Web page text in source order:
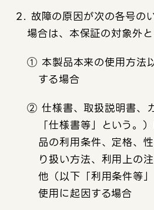
2. 故障の原因が次の各号の
場合は、本保証の対象外と
① 本製品本来の使用方法
する場合
② 仕様書、取扱説明書、
「仕様書等」という。
品の利用条件、定格、
り扱い方法、利用上の
他（以下「利用条件等
使用に起因する場合